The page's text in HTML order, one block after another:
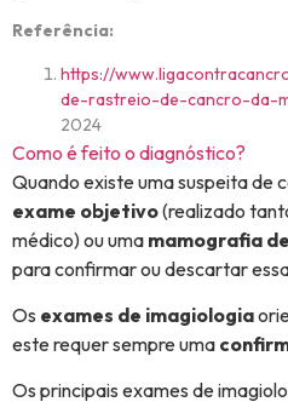
Referência:
https://
de-rastreio-de-cancro-da-
2024
Como é feito o diagnóstico?
Quando existe uma suspeita de
exame objetivo(realizado
médico) ou uma mamografia
para confirmar ou descartar
Os exames de imagiologia
este requer sempre uma
Os principais exames de